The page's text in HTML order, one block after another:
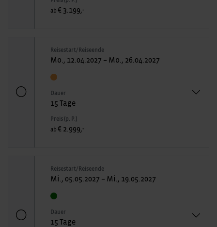
ab € 3.199,-
Reisestart/Reiseende
Mo., 12.04.2027 – Mo., 26.04.2027
Dauer
15 Tage
Preis (p. P.)
ab € 2.999,-
Reisestart/Reiseende
Mi., 05.05.2027 – Mi., 19.05.2027
Dauer
15 Tage